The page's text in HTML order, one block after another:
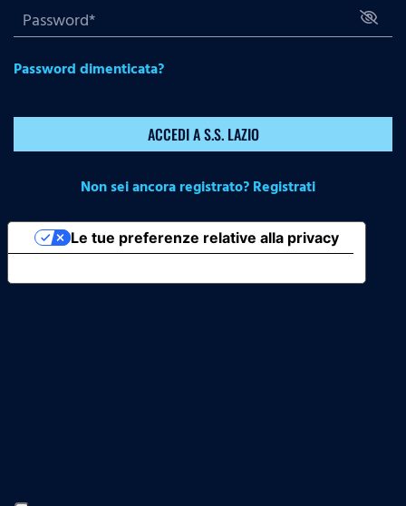
Password dimenticata?
ACCEDI A S.S. LAZIO
Non sei ancora registrato? Registrati
Le tue preferenze relative alla privacy